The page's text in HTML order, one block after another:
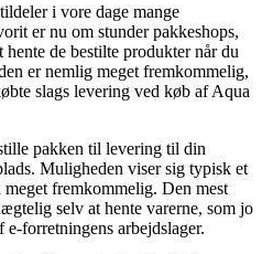
i vore dage mange
er nu om stunder pakkeshops,
de bestilte produkter når du
er nemlig meget fremkommelig,
slags levering ved køb af Aqua
pakken til levering til din
Muligheden viser sig typisk et
fremkommelig. Den mest
selv at hente varerne, som jo
forretningens arbejdslager.